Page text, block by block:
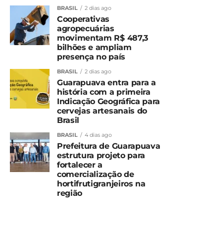
BRASIL 2 dias ago
Cooperativas
agropecuárias
movimentam R$ 487,3
bilhões e ampliam
presença no país
BRASIL 2 dias ago
Guarapuava entra para a
história com a primeira
Indicação Geográfica para
cervejas artesanais do
Brasil
BRASIL 4 dias ago
Prefeitura de Guarapuava
estrutura projeto para
fortalecer a
comercialização de
hortifrutigranjeiros na
região